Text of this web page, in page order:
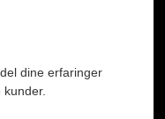
dine erfaringer